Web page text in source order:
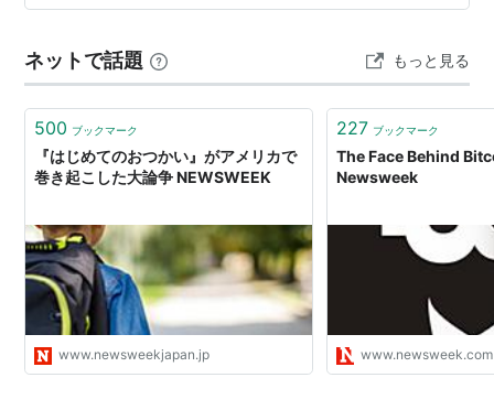
BTSが表紙！Newsweek(ニューズウィーク日本版) 2026
BTS表紙号が注目される理由 通販ランキングから見える
人気の傾向 在庫状況と今後の見通しに…
ネットで話題 もっと見る
500 ブックマーク
『はじめてのおつかい』がアメリカで
巻き起こした大論争 NEWSWEEK
www.newsweekjapan.jp
227 ブックマーク
The Face Behind
Newsweek
www.newsweek.com